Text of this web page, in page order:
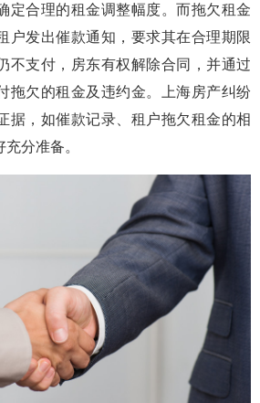
定合理的租金调整幅度。而拖欠租金
户发出催款通知，要求其在合理期限
不支付，房东有权解除合同，并通过
拖欠的租金及违约金。上海房产纠纷
据，如催款记录、租户拖欠租金的相
分准备。